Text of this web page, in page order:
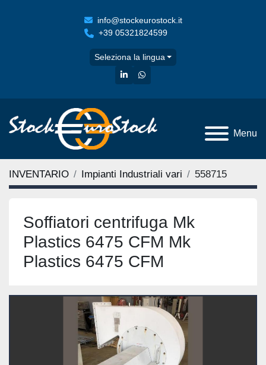
info@stockeurostock.it
+39 05321824599
Seleziona la lingua
linkedinwhatsapp
Menu
INVENTARIO Impianti Industriali vari 558715
Soffiatori centrifuga Mk
Plastics 6475 CFM Mk
Plastics 6475 CFM